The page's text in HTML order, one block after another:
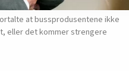
at bussprodusentene ikke
eller det kommer strengere